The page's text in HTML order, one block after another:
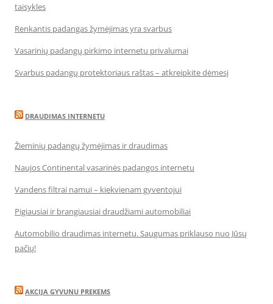
taisykles
Renkantis padangas žymėjimas yra svarbus
Vasarinių padangų pirkimo internetu privalumai
Svarbus padangų protektoriaus raštas – atkreipkite dėmesį
DRAUDIMAS INTERNETU
Žieminių padangų žymėjimas ir draudimas
Naujos Continental vasarinės padangos internetu
Vandens filtrai namui – kiekvienam gyventojui
Pigiausiai ir brangiausiai draudžiami automobiliai
Automobilio draudimas internetu. Saugumas priklauso nuo Jūsų
pačių!
AKCIJA GYVUNU PREKEMS